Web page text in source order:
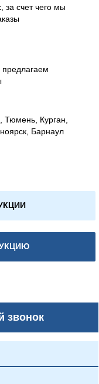
за счет чего мы
предлагаем
Тюмень, Курган,
Барнаул
звонок